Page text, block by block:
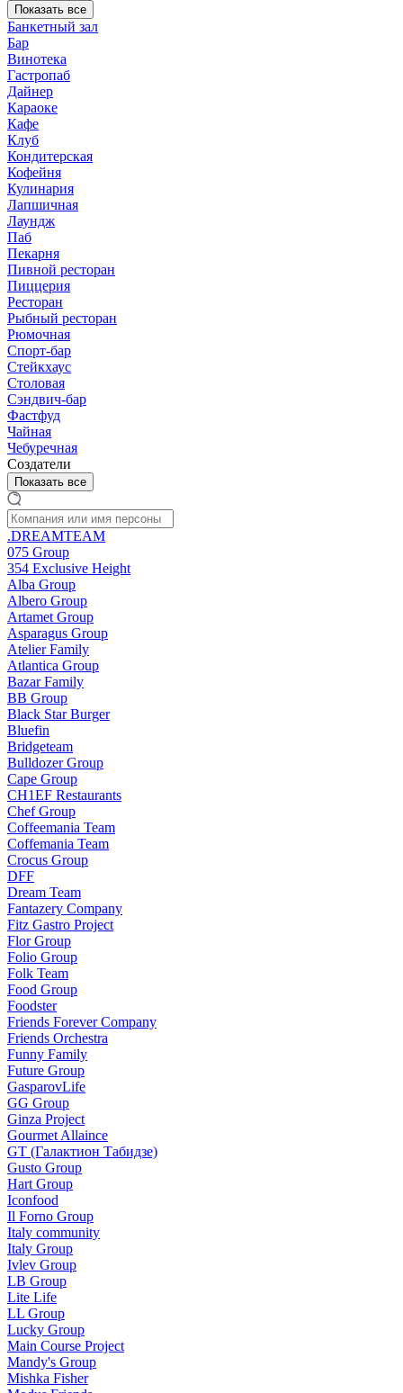
Показать все
Банкетный зал
Бар
Винотека
Гастропаб
Дайнер
Караоке
Кафе
Клуб
Кондитерская
Кофейня
Кулинария
Лапшичная
Лаундж
Паб
Пекарня
Пивной ресторан
Пиццерия
Ресторан
Рыбный ресторан
Рюмочная
Спорт-бар
Стейкхаус
Столовая
Сэндвич-бар
Фастфуд
Чайная
Чебуречная
Создатели
Показать все
.DREAMTEAM
075 Group
354 Exclusive Height
Alba Group
Albero Group
Artamet Group
Asparagus Group
Atelier Family
Atlantica Group
Bazar Family
BB Group
Black Star Burger
Bluefin
Bridgeteam
Bulldozer Group
Cape Group
CH1EF Restaurants
Chef Group
Coffeemania Team
Coffemania Team
Crocus Group
DFF
Dream Team
Fantazery Company
Fitz Gastro Project
Flor Group
Folio Group
Folk Team
Food Group
Foodster
Friends Forever Company
Friends Orchestra
Funny Family
Future Group
GasparovLife
GG Group
Ginza Project
Gourmet Allaince
GT (Галактион Табидзе)
Gusto Group
Hart Group
Iconfood
Il Forno Group
Italy community
Italy Group
Ivlev Group
LB Group
Lite Life
LL Group
Lucky Group
Main Course Project
Mandy's Group
Mishka Fisher